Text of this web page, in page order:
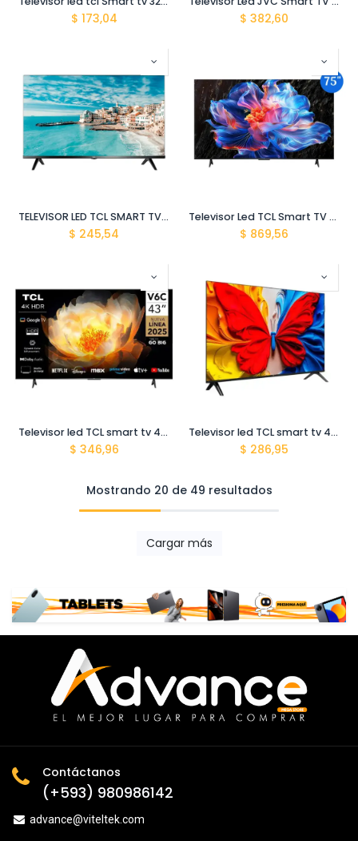
$ 173,04 $ 382,60
TELEVISOR LED TCL SMART TV 32" 32S60A ANDROID/BT 7T10922
$ 245,54
Televisor Led TCL Smart TV 75" 75P6K 4K HDR GOOGLE TV
$ 869,56
Televisor led TCL smart tv 43" google tv 4k hdr 43v6c cbu
$ 346,96
Televisor led TCL smart tv 43" google tv QLED 43s5k cbu
$ 286,95
Mostrando 20 de 49 resultados
Cargar más
Contáctanos
(+593) 980986142
advance@viteltek.com